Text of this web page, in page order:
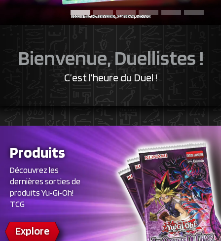
Bienvenue, Duellistes !
C’est l’heure du Duel !
Produits
Découvrez les
dernières sorties de
produits Yu‑Gi‑Oh!
TCG
Explore